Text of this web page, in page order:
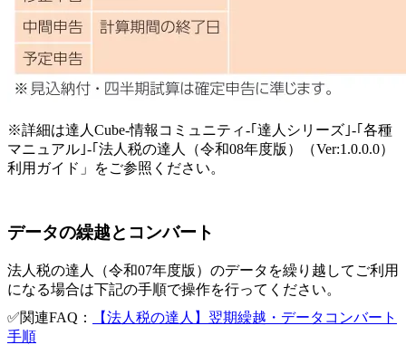
※詳細は達人Cube-情報コミュニティ-｢達人シリーズ｣-｢各種
マニュアル｣-｢法人税の達人（令和08年度版）（Ver:1.0.0.0）
利用ガイド」をご参照ください。
データの繰越とコンバート
法人税の達人（令和07年度版）のデータを繰り越してご利用
になる場合は下記の手順で操作を行ってください。
✅関連FAQ：
【法人税の達人】翌期繰越・データコンバート
手順